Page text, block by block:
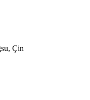
Çin